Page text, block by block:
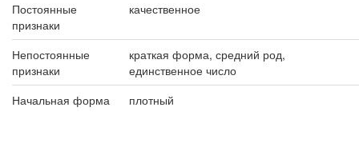
Постоянные
признаки
качественное
Непостоянные
признаки
краткая форма, средний род,
единственное число
Начальная форма
плотный